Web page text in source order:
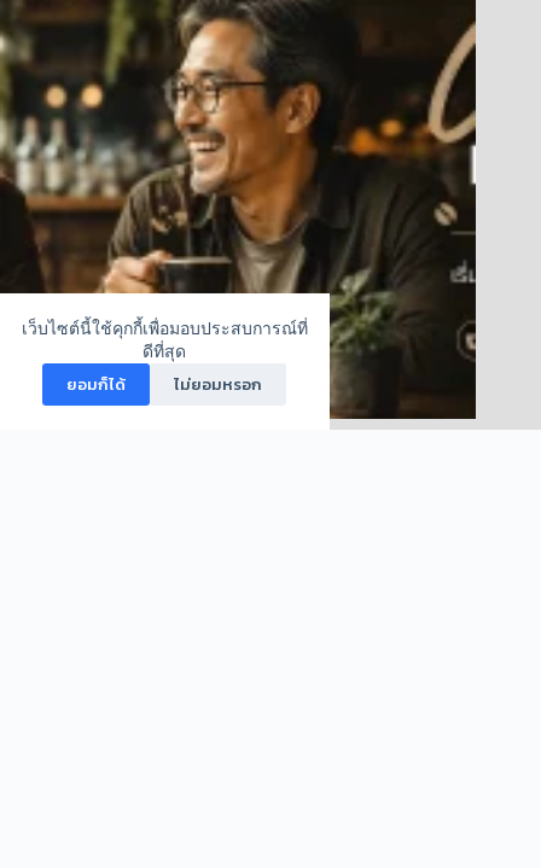
เว็บไซต์นี้ใช้คุกกี้เพื่อมอบประสบการณ์ที่
ดีที่สุด
ยอมก็ได้ ไม่ยอมหรอก